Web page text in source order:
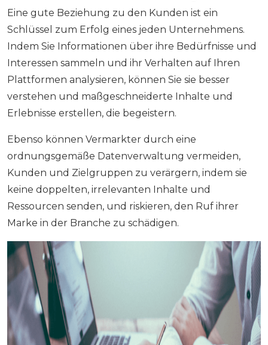
Eine gute Beziehung zu den Kunden ist ein
Schlüssel zum Erfolg eines jeden Unternehmens.
Indem Sie Informationen über ihre Bedürfnisse und
Interessen sammeln und ihr Verhalten auf Ihren
Plattformen analysieren, können Sie sie besser
verstehen und maßgeschneiderte Inhalte und
Erlebnisse erstellen, die begeistern.
Ebenso können Vermarkter durch eine
ordnungsgemäße Datenverwaltung vermeiden,
Kunden und Zielgruppen zu verärgern, indem sie
keine doppelten, irrelevanten Inhalte und
Ressourcen senden, und riskieren, den Ruf ihrer
Marke in der Branche zu schädigen.